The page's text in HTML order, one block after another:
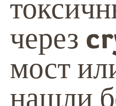
через
мост
нашли